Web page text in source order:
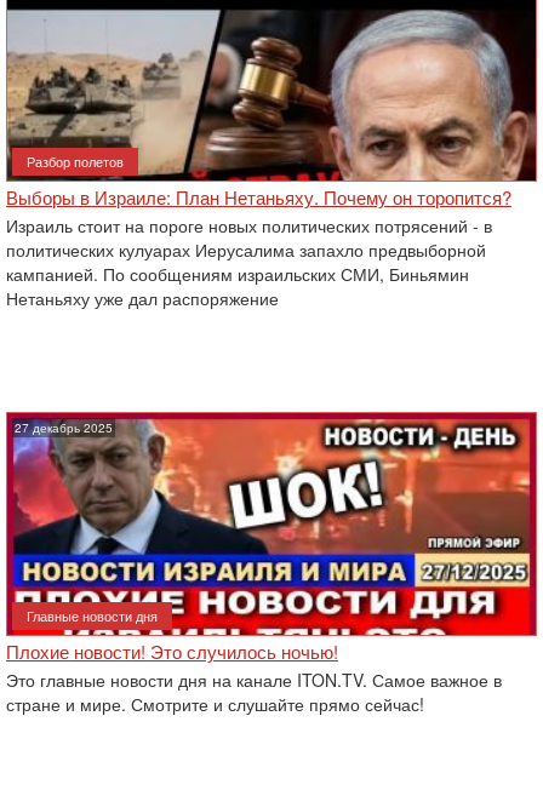
Разбор полетов
Выборы в Израиле: План Нетаньяху. Почему он торопится?
Израиль стоит на пороге новых политических потрясений - в
политических кулуарах Иерусалима запахло предвыборной
кампанией. По сообщениям израильских СМИ, Биньямин
Нетаньяху уже дал распоряжение
27 декабрь 2025
Главные новости дня
Плохие новости! Это случилось ночью!
Это главные новости дня на канале ITON.TV. Самое важное в
стране и мире. Смотрите и слушайте прямо сейчас!